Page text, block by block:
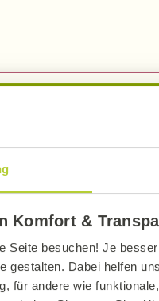
Komfort &
Seite besuchen! Je
gestalten. Dabei helfen
für andere wie
gepressten
verfügbar?
kurz in
Statt mit
anderen Nussmus.